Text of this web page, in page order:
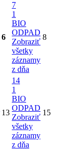
6
7
1
BIO
ODPAD
Zobraziť
všetky
záznamy
z dňa
8
13
14
1
BIO
ODPAD
Zobraziť
všetky
záznamy
z dňa
15